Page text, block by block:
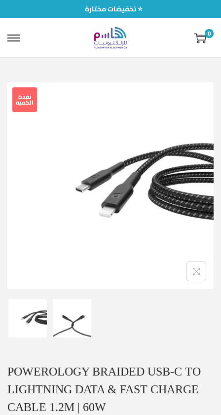
تخفيضات مختارة ⭐
0
نفذة
الكمية
POWEROLOGY BRAIDED USB-C TO
LIGHTNING DATA & FAST CHARGE
CABLE 1.2M | 60W